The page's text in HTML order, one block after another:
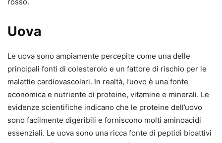
Uova
Le uova sono ampiamente percepite come una delle
principali fonti di colesterolo e un fattore di rischio per le
malattie cardiovascolari. In realtà, l’uovo è una fonte
economica e nutriente di proteine, vitamine e minerali. Le
evidenze scientifiche indicano che le proteine dell’uovo
sono facilmente digeribili e forniscono molti aminoacidi
essenziali. Le uova sono una ricca fonte di peptidi bioattivi